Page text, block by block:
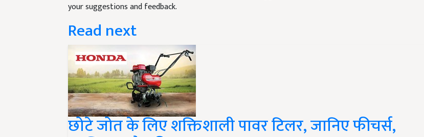
Read next
छोटे जोत के लिए शक्तिशाली पावर टिलर, जानिए फीचर्स,